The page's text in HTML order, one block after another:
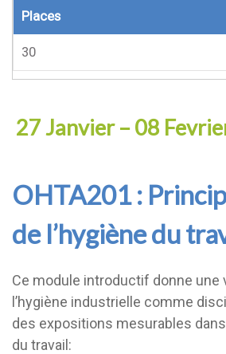
Places
30
27 Janvier – 08
OHTA201 :
de l’hygiène du
Ce module introductif donne une
l’hygiène industrielle comme
des expositions mesurables
du travail: